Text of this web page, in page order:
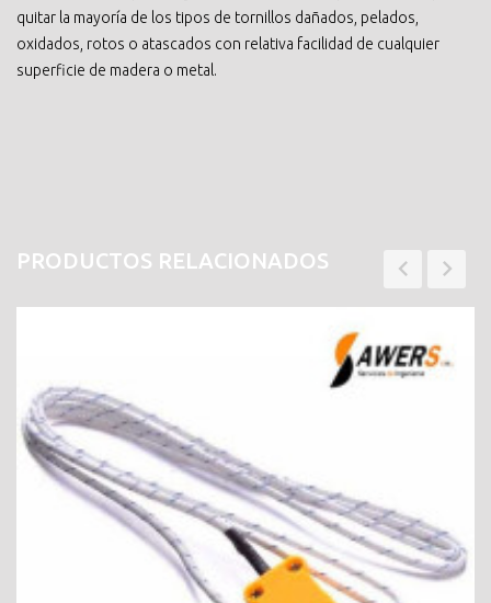
quitar la mayoría de los tipos de tornillos dañados, pelados,
oxidados, rotos o atascados con relativa facilidad de cualquier
superficie de madera o metal.
PRODUCTOS RELACIONADOS